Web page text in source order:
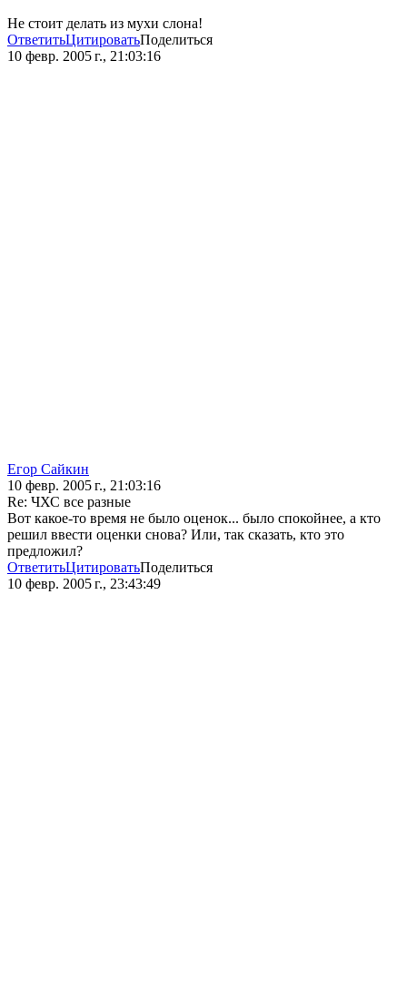
Не стоит делать из мухи слона!
ОтветитьЦитироватьПоделиться
10 февр. 2005 г., 21:03:16
Егор Сайкин
10 февр. 2005 г., 21:03:16
Re: ЧХС все разные
Вот какое-то время не было оценок... было спокойнее, а кто
решил ввести оценки снова? Или, так сказать, кто это
предложил?
ОтветитьЦитироватьПоделиться
10 февр. 2005 г., 23:43:49